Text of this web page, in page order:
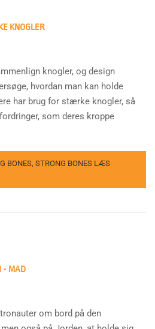
KNOGLER
knogler, og design
hvordan man kan holde
har brug for stærke knogler, så
som deres kroppe
BONES, STRONG BONES LÆS
- MAD
om bord på den